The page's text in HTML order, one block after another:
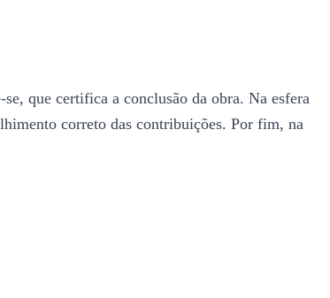
que certifica a conclusão da obra. Na esfera
correto das contribuições. Por fim, na